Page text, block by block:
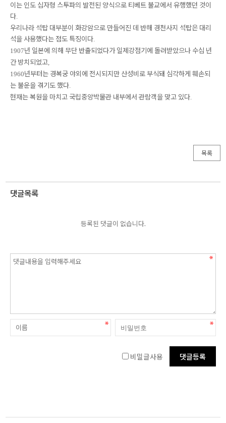
이는 인도 십자형 스투파의 발전된 양식으로 티베트 불교에서 유행했던 것이
다.
우리나라 석탑 대부분이 화강암으로 만들어진 데 반해 경천사지 석탑은 대리
석을 사용했다는 점도 특징이다.
1907년 일본에 의해 무단 반출되었다가 일제강점기에 돌려받았으나 수십 년
간 방치되었고,
1960년부터는 경복궁 야외에 전시되지만 산성비로 부식돼 심각하게 훼손되
는 불운을 겪기도 했다.
현재는 복원을 마치고 국립중앙박물관 내부에서 관람객을 맞고 있다.
목록
댓글목록
등록된 댓글이 없습니다.
비밀글사용